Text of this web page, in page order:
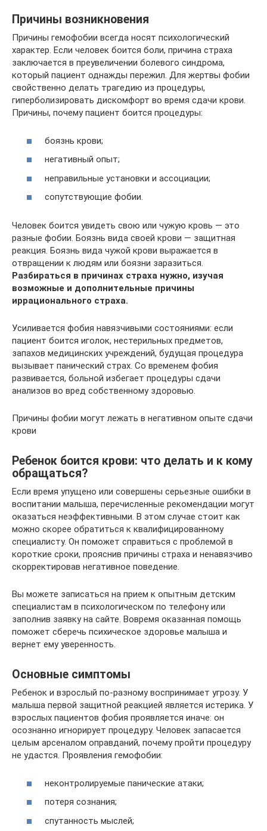
Причины возникновения
Причины гемофобии всегда носят психологический
характер. Если человек боится боли, причина страха
заключается в преувеличении болевого синдрома,
который пациент однажды пережил. Для жертвы фобии
свойственно делать трагедию из процедуры,
гиперболизировать дискомфорт во время сдачи крови.
Причины, почему пациент боится процедуры:
боязнь крови;
негативный опыт;
неправильные установки и ассоциации;
сопутствующие фобии.
Человек боится увидеть свою или чужую кровь — это
разные фобии. Боязнь вида своей крови — защитная
реакция. Боязнь вида чужой крови выражается в
отвращении к людям или боязни заразиться.
Разбираться в причинах страха нужно, изучая
возможные и дополнительные причины
иррационального страха.
Усиливается фобия навязчивыми состояниями: если
пациент боится иголок, нестерильных предметов,
запахов медицинских учреждений, будущая процедура
вызывает панический страх. Со временем фобия
развивается, больной избегает процедуры сдачи
анализов во вред собственному здоровью.
Причины фобии могут лежать в негативном опыте сдачи
крови
Ребенок боится крови: что делать и к кому
обращаться?
Если время упущено или совершены серьезные ошибки в
воспитании малыша, перечисленные рекомендации могут
оказаться неэффективными. В этом случае стоит как
можно скорее обратиться к квалифицированному
специалисту. Он поможет справиться с проблемой в
короткие сроки, прояснив причины страха и ненавязчиво
скорректировав негативное поведение.
Вы можете записаться на прием к опытным детским
специалистам в психологическом по телефону или
заполнив заявку на сайте. Вовремя оказанная помощь
поможет сберечь психическое здоровье малыша и
вернет ему уверенность.
Основные симптомы
Ребенок и взрослый по-разному воспринимает угрозу. У
малыша первой защитной реакцией является истерика. У
взрослых пациентов фобия проявляется иначе: он
осознанно игнорирует процедуру. Человек запасается
целым арсеналом оправданий, почему пройти процедуру
не удастся. Проявления гемофобии:
неконтролируемые панические атаки;
потеря сознания;
спутанность мыслей;